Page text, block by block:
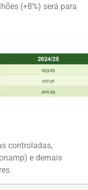
(+8%) será para
controladas,
e demais